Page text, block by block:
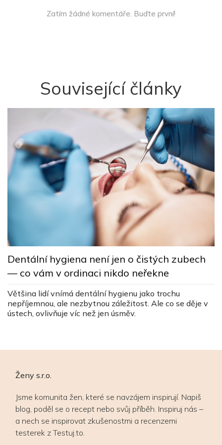
Zatím žádné komentáře. Buďte první!
Související články
Dentální hygiena není jen o čistých zubech
— co vám v ordinaci nikdo neřekne
Většina lidí vnímá dentální hygienu jako trochu
nepříjemnou, ale nezbytnou záležitost. Ale co se děje v
ústech, ovlivňuje víc než jen úsměv.
Ženy s.r.o.
Jsme komunita žen, které se navzájem inspirují. Napiš
blog, poděl se o recept nebo svůj příběh. Inspiruj nás –
a nech se inspirovat zkušenostmi a recenzemi
testerek z Testuj.to.